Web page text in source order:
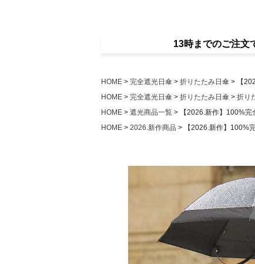
13時までのご注文
HOME 完全遮光日傘 折りたたみ日傘
【
HOME
完全遮光日傘 折りたたみ日傘 折り
HOME
遮光商品一覧
【2026.新作】100%
HOME
2026.新作商品 【2026.新作】100%